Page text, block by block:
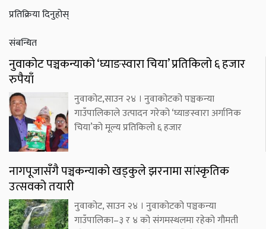
प्रतिक्रिया दिनुहोस्
संबन्धित
नुवाकोट पञ्चकन्याको ‘घ्याङस्वारा चिया’ प्रतिकिलो ६ हजार
रुपैयाँ
नुवाकोट,साउन २४ । नुवाकोटको पञ्चकन्या
गाउँपालिकाले उत्पादन गरेको ‘घ्याङस्वारा अर्गानिक
चिया’को मूल्य प्रतिकिलो ६ हजार
नागपूजासँगै पञ्चकन्याको खड्कुले झरनामा सांस्कृतिक
उत्सवको तयारी
नुवाकोट, साउन २४ । नुवाकोटको पञ्चकन्या
गाउँपालिका–३ र ४ को संगमस्थलमा रहेको गौमती